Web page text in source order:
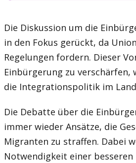
Die Diskussion um die
in den Fokus gerückt, da
Regelungen fordern. Dieser
Einbürgerung zu
die Integrationspolitik im
Die Debatte über die
immer wieder Ansätze, die
Migranten zu straffen. Dabei
Notwendigkeit einer